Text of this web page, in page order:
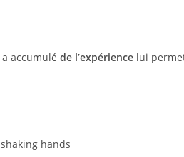
accumulé de l’expérience lui